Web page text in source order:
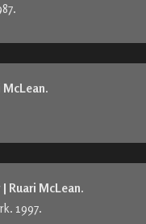
Ruari McLean.
1997.